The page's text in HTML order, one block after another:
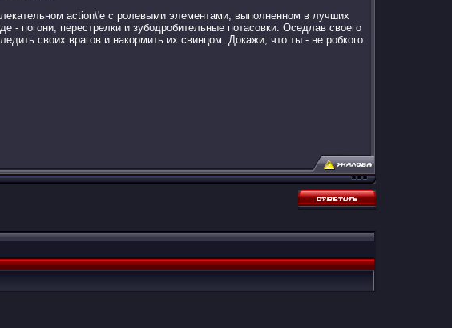
action\'е с ролевыми элементами, выполненном в лучших
погони, перестрелки и зубодробительные потасовки. Оседлав своего
своих врагов и накормить их свинцом. Докажи, что ты - не робкого